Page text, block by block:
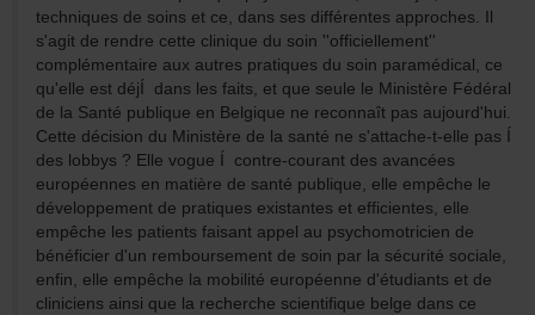
techniques de soins et ce, dans ses différentes approches. Il
s'agit de rendre cette clinique du soin ''officiellement''
complémentaire aux autres pratiques du soin paramédical, ce
qu'elle est déjÍ dans les faits, et que seule le Ministère Fédéral
de la Santé publique en Belgique ne reconnaît pas aujourd'hui.
Cette décision du Ministère de la santé ne s'attache-t-elle pas Í
des lobbys ? Elle vogue Í contre-courant des avancées
européennes en matière de santé publique, elle empêche le
développement de pratiques existantes et efficientes, elle
empêche les patients faisant appel au psychomotricien de
bénéficier d'un remboursement de soin par la sécurité sociale,
enfin, elle empêche la mobilité européenne d'étudiants et de
cliniciens ainsi que la recherche scientifique belge dans ce